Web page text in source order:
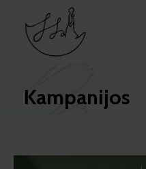
Kampanijos